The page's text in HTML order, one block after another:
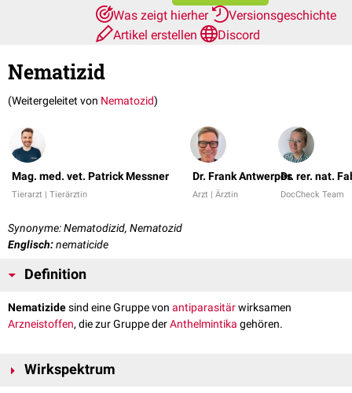
Was zeigt hierher
Versionsgeschichte
Artikel erstellen
Discord
Nematizid
(Weitergeleitet von Nematozid)
Mag. med. vet. Patrick Messner
Tierarzt | Tierärztin
Dr. Frank Antwerpes
Arzt | Ärztin
Dr. rer. nat.
DocCheck Team
Synonyme: Nematodizid, Nematozid
Englisch:nematicide
Definition
Nematizidesind eine Gruppe von antiparasitärwirksamen
Arzneistoffen, die zur Gruppe derAnthelmintika gehören.
Wirkspektrum